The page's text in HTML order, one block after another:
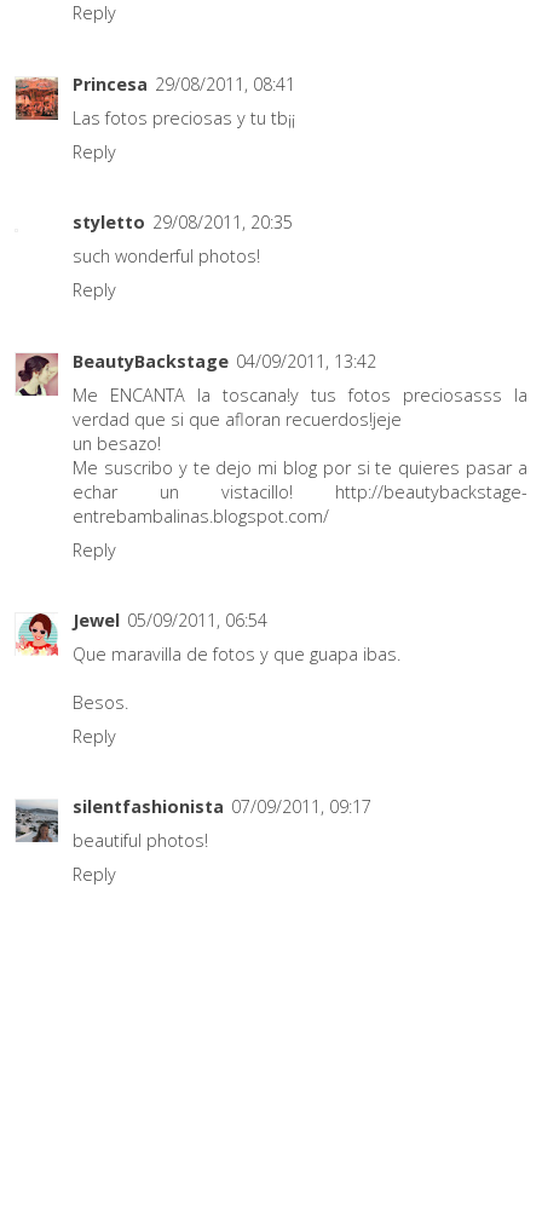
Reply
Princesa 29/08/2011, 08:41
Las fotos preciosas y tu tb¡¡
Reply
styletto 29/08/2011, 20:35
such wonderful photos!
Reply
BeautyBackstage 04/09/2011, 13:42
Me ENCANTA la toscana!y tus fotos preciosasss la
verdad que si que afloran recuerdos!jeje
un besazo!
Me suscribo y te dejo mi blog por si te quieres pasar a
echar un vistacillo! http://beautybackstage-
entrebambalinas.blogspot.com/
Reply
Jewel 05/09/2011, 06:54
Que maravilla de fotos y que guapa ibas.
Besos.
Reply
silentfashionista 07/09/2011, 09:17
beautiful photos!
Reply